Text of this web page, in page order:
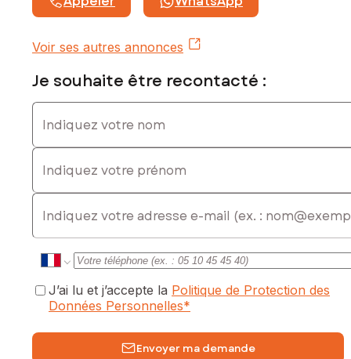
Les informations sur les risques auxquels ce bien est
www.georisques.gouv.fr
Prix de vente : 494 000 €
Honoraires charge vendeur
Contactez votre conseiller SAFTI : Maria MARTINS, Tél. :
0761196277, E-mail : m.martins@safti.fr - EI - Agent
commercial immatriculé au RSAC de Bordeaux sous le
numéro 809 004 138
Voir ses autres annonces
Je souhaite être recontacté :
Indiquez votre nom
Indiquez votre prénom
E-mail
J’ai lu et j’accepte la Politique de Protection des
Données Personnelles*
Envoyer ma demande